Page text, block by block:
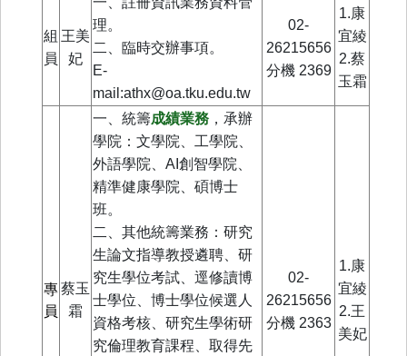
組
員
王美
妃
理。
二、臨時交辦事項。
E-
mail:athx@oa.tku.edu.tw
02-
26215656
分機 2369
1.康
宜綾
2.蔡
玉霜
專
員
蔡玉
霜
一、統籌成績業務 ，承辦
學院：文學院、工學院、
外語學院、AI創智學院、
精準健康學院、碩博士
班。
二、 其他統籌業務：研究
生論文指導教授遴聘、研
究生學位考試、逕修讀博
士學位、博士學位候選人
資格考核、研究生學術研
究倫理教育課程、取得先
02-
26215656
分機 2363
1.康
宜綾
2.王
美妃